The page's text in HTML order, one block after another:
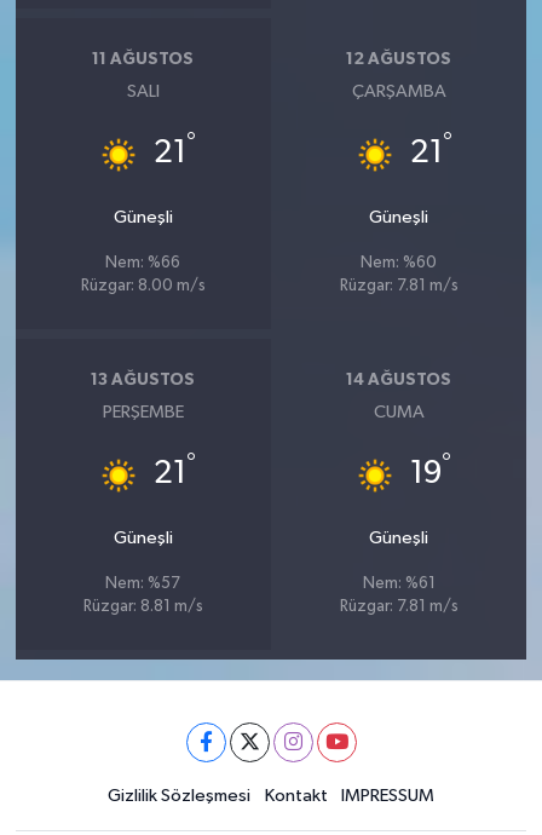
11 AĞUSTOS
SALI
21 °
Güneşli
Nem: %66
Rüzgar: 8.00 m/s
12 AĞUSTOS
ÇARŞAMBA
21 °
Güneşli
Nem: %60
Rüzgar: 7.81 m/s
13 AĞUSTOS
PERŞEMBE
21 °
Güneşli
Nem: %57
Rüzgar: 8.81 m/s
14 AĞUSTOS
CUMA
19°
Güneşli
Nem: %61
Rüzgar: 7.81 m/s
Gizlilik Sözleşmesi Kontakt IMPRESSUM